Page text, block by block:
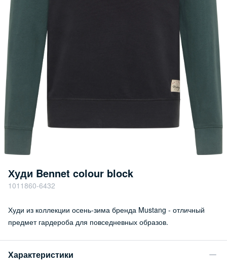
Худи Bennet colour block
1011860-6432
Худи из коллекции осень-зима бренда Mustang - отличный
предмет гардероба для повседневных образов.
Характеристики